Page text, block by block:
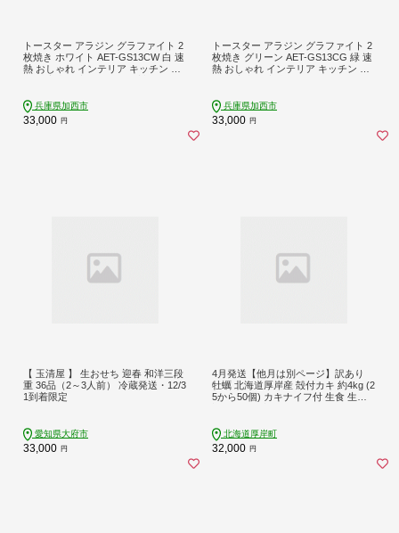
トースター アラジン グラファイト 2
枚焼き ホワイト AET-GS13CW 白 速
熱 おしゃれ インテリア キッチン 家
速暖 パン焼き タイマー付き 温め
兵庫県加西市
33,000 円
トースター アラジン グラファイト 2
枚焼き グリーン AET-GS13CG 緑 速
熱 おしゃれ インテリア キッチン 家
ー付き 温め サクサク カリカリ トー
スト
兵庫県加西市
33,000 円
【 玉清屋 】 生おせち 迎春 和洋三段
重 36品（2～3人前） 冷蔵発送・12/3
1到着限定
愛知県大府市
33,000 円
4月発送【他月は別ページ】訳あり
牡蠣 北海道厚岸産 殻付カキ 約4kg (2
5から50個) カキナイフ付 生食 生牡
北海道厚岸町
32,000 円